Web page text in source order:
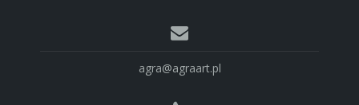
agra@agraart.pl